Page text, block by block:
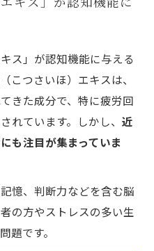
ス」が認知機能に与える
こつさいほ）エキスは、
きた成分で、特に疲労回
れています。しかし、 近
も注目が集まっていま
憶、判断力などを含む脳
の方やストレスの多い生
題です。